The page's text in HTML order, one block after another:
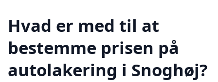
Hvad er med til at
bestemme prisen på
autolakering i Snoghøj?